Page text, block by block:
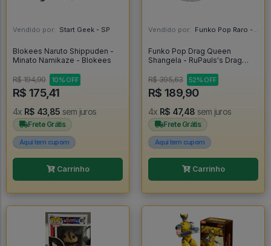
Vendido por: Start Geek - SP
Blokees Naruto Shippuden -
Minato Namikaze - Blokees
R$ 194,90 10% OFF
R$ 175,41
4x R$ 43,85 sem juros
Frete Grátis
Aqui tem cupom
Carrinho
Vendido por: Funko Pop Raro - SP
Funko Pop Drag Queen
Shangela - RuPauls's Drag
R$ 395,63
52% OFF
R$ 189,90
4x R$ 47,48 sem juros
Frete Grátis
Aqui tem cupom
Carrinho